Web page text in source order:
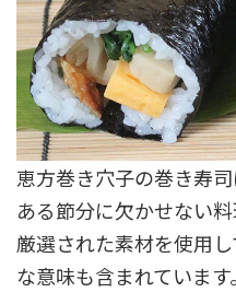
恵方巻き穴子の巻き寿
ある節分に欠かせない料
厳選された素材を使用
な意味も含まれていま